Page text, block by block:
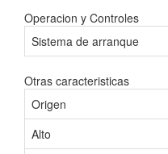
Operacion y Controles
Sistema de arranque
Otras caracteristicas
Origen
Alto